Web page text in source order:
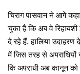
चिराग पासवान ने आगे
चुका है कि अब वे
दे रहे हैं. हालिया
में जिस तरह से
कि अपराधी अब कानून